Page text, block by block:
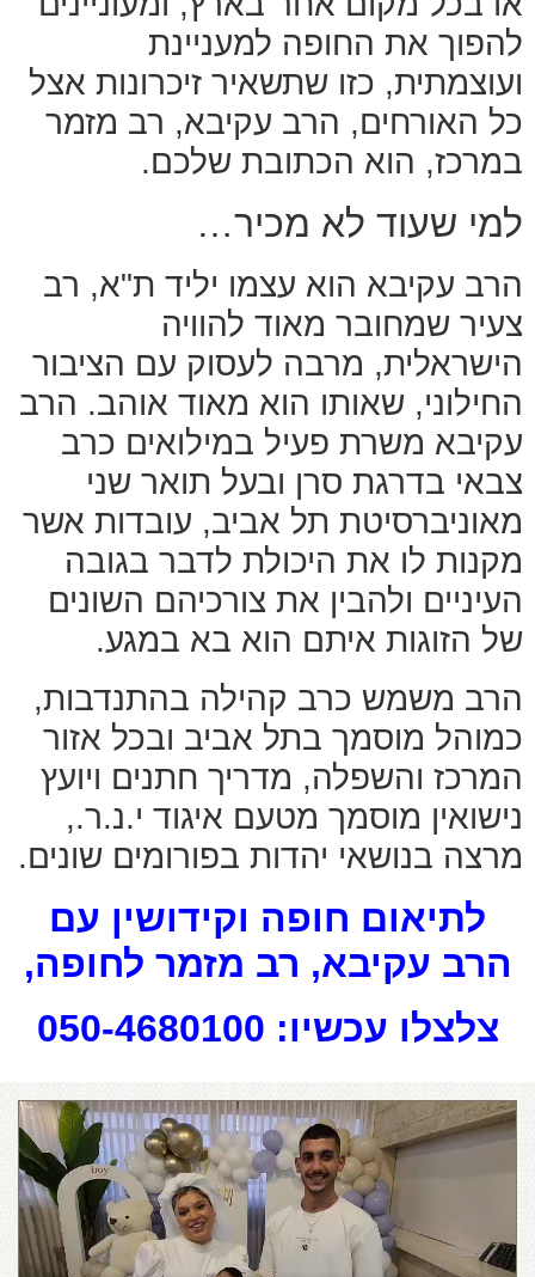
להפוך את החופה למעניינת
ועוצמתית, כזו שתשאיר זיכרונות אצל
כל האורחים, הרב עקיבא, רב מזמר
במרכז, הוא הכתובת שלכם.
למי שעוד לא מכיר…
הרב עקיבא הוא עצמו יליד ת"א, רב
צעיר שמחובר מאוד להוויה
הישראלית, מרבה לעסוק עם הציבור
החילוני, שאותו הוא מאוד אוהב. הרב
עקיבא משרת פעיל במילואים כרב
צבאי בדרגת סרן ובעל תואר שני
מאוניברסיטת תל אביב, עובדות אשר
מקנות לו את היכולת לדבר בגובה
העיניים ולהבין את צורכיהם השונים
של הזוגות איתם הוא בא במגע.
הרב משמש כרב קהילה בהתנדבות,
כמוהל מוסמך בתל אביב ובכל אזור
המרכז והשפלה, מדריך חתנים ויועץ
נישואין מוסמך מטעם איגוד י.נ.ר.,
מרצה בנושאי יהדות בפורומים שונים.
לתיאום חופה וקידושין עם
הרב עקיבא, רב מזמר לחופה,
צלצלו עכשיו: 050-4680100